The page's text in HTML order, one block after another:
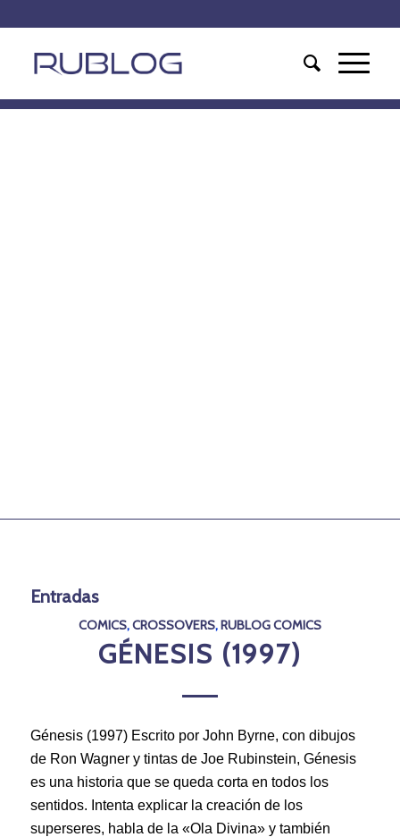
Entradas
COMICS,CROSSOVERS,RUBLOG COMICS
GÉNESIS (1997)
Génesis (1997) Escrito por John Byrne, con dibujos
de Ron Wagner y tintas de Joe Rubinstein, Génesis
es una historia que se queda corta en todos los
sentidos. Intenta explicar la creación de los
superseres, habla de la «Ola Divina» y también